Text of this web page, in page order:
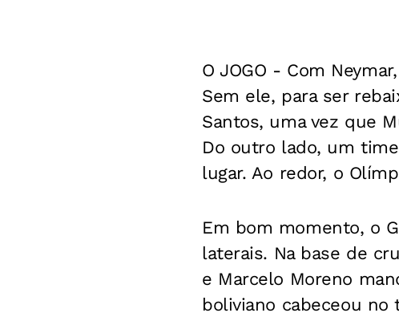
O JOGO - Com
Sem ele, para ser
Santos, uma vez que
Do outro lado, um
lugar. Ao redor, o
Em bom momento, o
laterais. Na base de
e Marcelo Moreno
boliviano cabeceou no